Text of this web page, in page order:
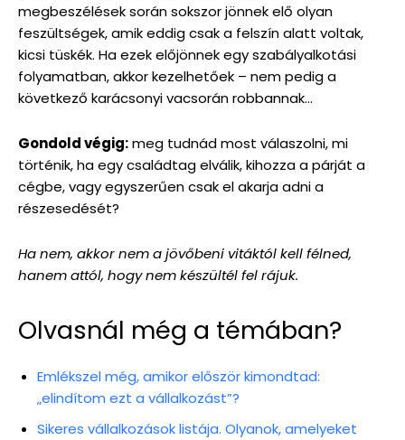
megbeszélések során sokszor jönnek elő olyan
feszültségek, amik eddig csak a felszín alatt voltak,
kicsi tüskék. Ha ezek előjönnek egy szabályalkotási
folyamatban, akkor kezelhetőek – nem pedig a
következő karácsonyi vacsorán robbannak…
Gondold végig:meg tudnád most válaszolni, mi
történik, ha egy családtag elválik, kihozza a párját a
cégbe, vagy egyszerűen csak el akarja adni a
részesedését?
Ha nem, akkor nem a jövőbeni vitáktól kell félned,
hanem attól, hogy nem készültél fel rájuk.
Olvasnál még a témában?
Emlékszel még, amikor először kimondtad:
„elindítom ezt a vállalkozást”?
Sikeres vállalkozások listája. Olyanok, amelyeket